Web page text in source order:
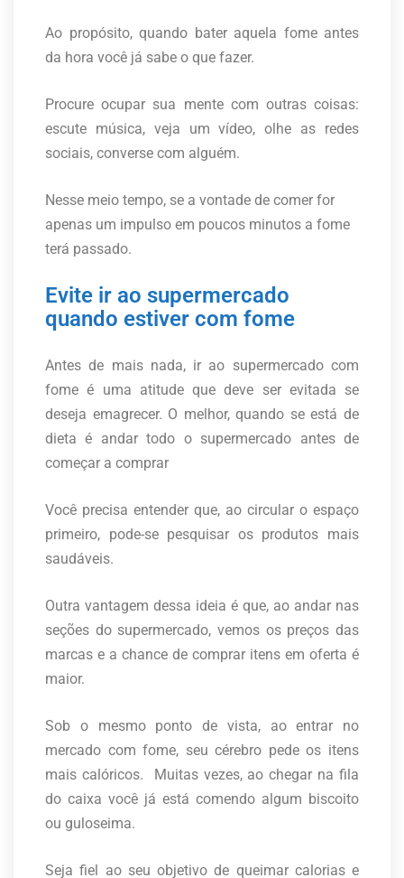
Ao propósito, quando bater aquela fome antes
da hora você já sabe o que fazer.
Procure ocupar sua mente com outras coisas:
escute música, veja um vídeo, olhe as redes
sociais, converse com alguém.
Nesse meio tempo, se a vontade de comer for
apenas um impulso em poucos minutos a fome
terá passado.
Evite ir ao supermercado
quando estiver com fome
Antes de mais nada, ir ao supermercado com
fome é uma atitude que deve ser evitada se
deseja emagrecer. O melhor, quando se está de
dieta é andar todo o supermercado antes de
começar a comprar
Você precisa entender que, ao circular o espaço
primeiro, pode-se pesquisar os produtos mais
saudáveis.
Outra vantagem dessa ideia é que, ao andar nas
seções do supermercado, vemos os preços das
marcas e a chance de comprar itens em oferta é
maior.
Sob o mesmo ponto de vista, ao entrar no
mercado com fome, seu cérebro pede os itens
mais calóricos. Muitas vezes, ao chegar na fila
do caixa você já está comendo algum biscoito
ou guloseima.
Seja fiel ao seu objetivo de queimar calorias e